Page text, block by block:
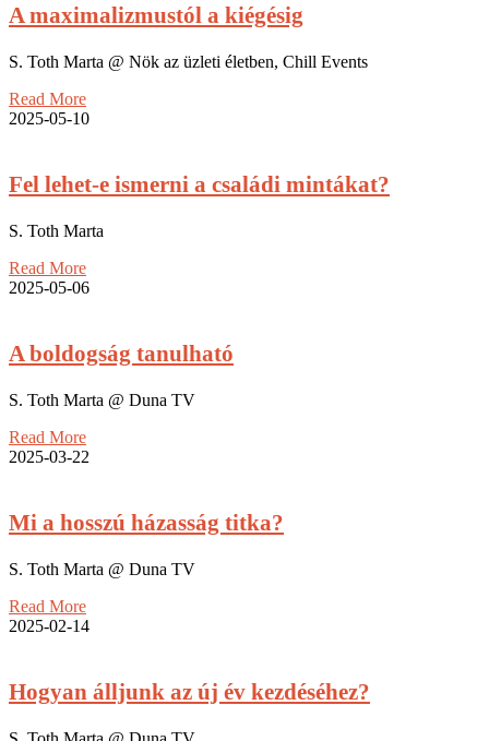
A maximalizmustól a kiégésig
S. Toth Marta @ Nök az üzleti életben, Chill Events
Read More
2025-05-10
Fel lehet-e ismerni a családi mintákat?
S. Toth Marta
Read More
2025-05-06
A boldogság tanulható
S. Toth Marta @ Duna TV
Read More
2025-03-22
Mi a hosszú házasság titka?
S. Toth Marta @ Duna TV
Read More
2025-02-14
Hogyan álljunk az új év kezdéséhez?